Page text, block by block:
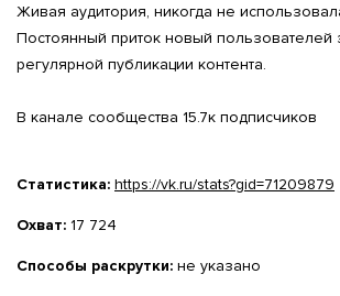
Живая аудитория, никогда не
Постоянный приток новый пользователей
регулярной публикации контента.
В канале сообщества 15.7к подписчиков
Статистика: https://vk.ru/stats?gid=71209879
Охват: 17 724
Способы раскрутки: не указано